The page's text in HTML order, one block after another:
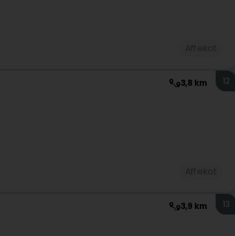
3,8 km 12
3,9 km 13